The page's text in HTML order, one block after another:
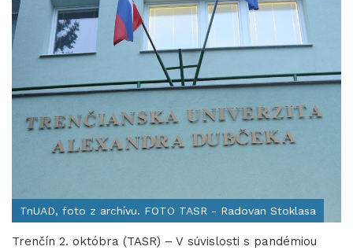
TnUAD, foto z archívu. FOTO TASR - Radovan Stoklasa
Trenčín 2. októbra (TASR) – V súvislosti s pandémiou